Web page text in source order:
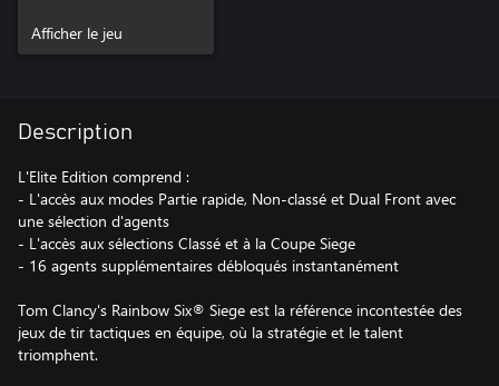
Afficher le jeu
Description
L'Elite Edition comprend :
- L'accès aux modes Partie rapide, Non-classé et Dual Front avec
une sélection d'agents
- L'accès aux sélections Classé et à la Coupe Siege
- 16 agents supplémentaires débloqués instantanément
Tom Clancy's Rainbow Six® Siege est la référence incontestée des
jeux de tir tactiques en équipe, où la stratégie et le talent
triomphent.